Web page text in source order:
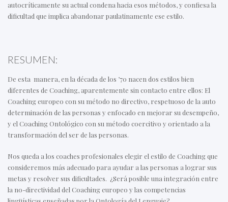
autocríticamente su actual condena hacia esos métodos, y confiesa la
dificultad que implica abandonar paulatinamente ese estilo.
RESUMEN:
De esta manera, en la década de los ’70 nacen dos estilos bien
diferentes de Coaching, aparentemente sin contacto entre ellos: El
Coaching europeo con su método no directivo, respetuoso de la auto
determinación de las personas y enfocado en mejorar su desempeño,
y el Coaching Ontológico con su método coercitivo y orientado a la
transformación del ser de las personas.
Nos queda a los coaches profesionales elegir el estilo de Coaching que
consideremos más adecuado para ayudar a las personas a lograr sus
metas y resolver sus dificultades. ¿Será posible una integración entre
la no-directividad del Coaching europeo y las competencias